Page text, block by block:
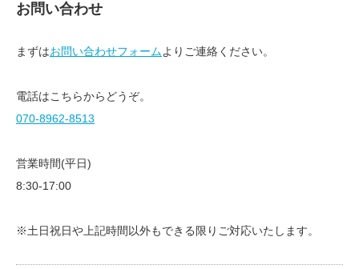
お問い合わせ
まずはお問い合わせフォームよりご連絡ください。
電話はこちらからどうぞ。
070-8962-8513
営業時間(平日)
8:30-17:00
※土日祝日や上記時間以外もできる限りご対応いたします。